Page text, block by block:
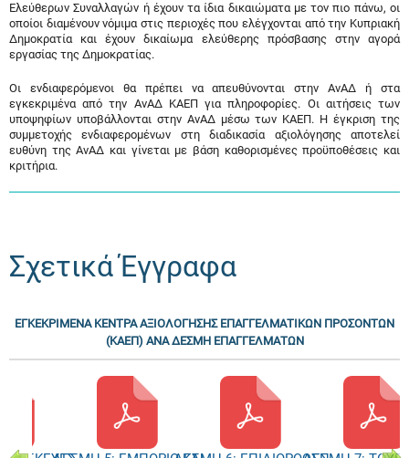
Ελεύθερων Συναλλαγών ή έχουν τα ίδια δικαιώματα με τον πιο πάνω, οι
οποίοι διαμένουν νόμιμα στις περιοχές που ελέγχονται από την Κυπριακή
Δημοκρατία και έχουν δικαίωμα ελεύθερης πρόσβασης στην αγορά
εργασίας της Δημοκρατίας.
Οι ενδιαφερόμενοι θα πρέπει να απευθύνονται στην ΑνΑΔ ή στα
εγκεκριμένα από την ΑνΑΔ ΚΑΕΠ για πληροφορίες. Οι αιτήσεις των
υποψηφίων υποβάλλονται στην ΑνΑΔ μέσω των ΚΑΕΠ. Η έγκριση της
συμμετοχής ενδιαφερομένων στη διαδικασία αξιολόγησης αποτελεί
ευθύνη της ΑνΑΔ και γίνεται με βάση καθορισμένες προϋποθέσεις και
κριτήρια.
Σχετικά Έγγραφα
ΕΓΚΕΚΡΙΜΕΝΑ ΚΕΝΤΡΑ ΑΞΙΟΛΟΓΗΣΗΣ ΕΠΑΓΓΕΛΜΑΤΙΚΩΝ ΠΡΟΣΟΝΤΩΝ
(ΚΑΕΠ) ΑΝΑ ΔΕΣΜΗ ΕΠΑΓΓΕΛΜΑΤΩΝ